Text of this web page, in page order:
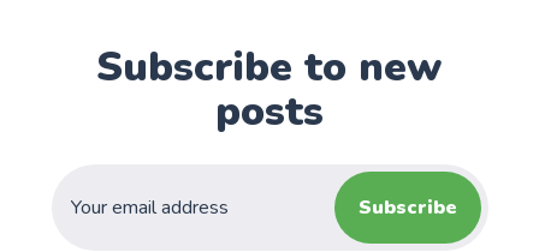
Subscribe to new
posts
Subscribe